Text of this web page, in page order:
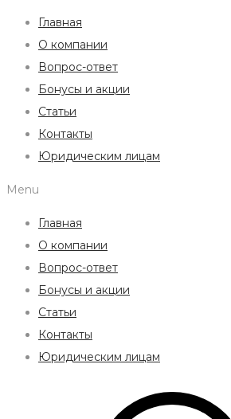
Главная
О компании
Вопрос-ответ
Бонусы и акции
Статьи
Контакты
Юридическим лицам
Menu
Главная
О компании
Вопрос-ответ
Бонусы и акции
Статьи
Контакты
Юридическим лицам